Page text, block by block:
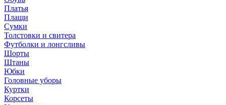
Платья
Плащи
Сумки
Толстовки и свитера
Футболки и лонгсливы
Шорты
Штаны
Юбки
Головные уборы
Куртки
Корсеты